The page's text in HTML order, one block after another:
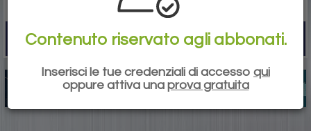
Contenuto riservato agli abbonati.
Inserisci le tue credenziali di accesso qui
oppure attiva una prova gratuita